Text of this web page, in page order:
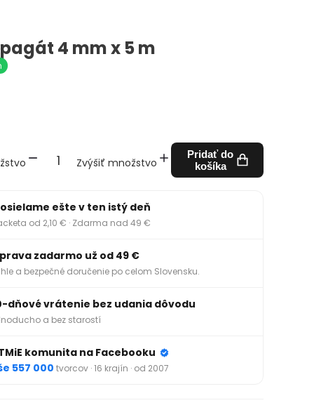
4 mm x 5 m
Zvýšiť množstvo
Pridať do
košíka
ešte v ten istý deň
od 2,10 € · Zdarma nad 49 €
zadarmo už od 49 €
a bezpečné doručenie po celom Slovensku.
dňové vrátenie bez udania dôvodu
a bez starostí
komunita na Facebooku
557 000 tvorcov · 16 krajín · od 2007